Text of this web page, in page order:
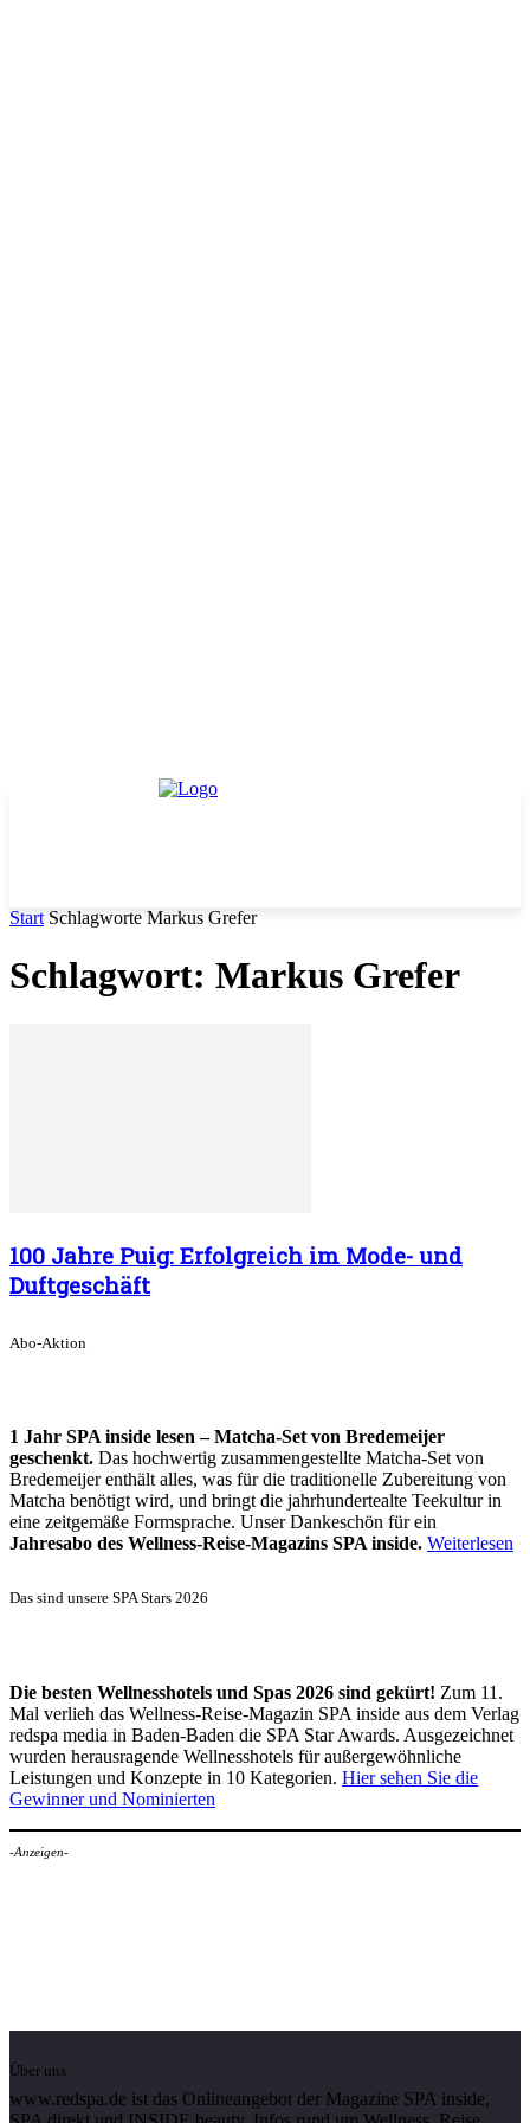
Start Schlagworte Markus Grefer
Schlagwort: Markus Grefer
100 Jahre Puig: Erfolgreich im Mode- und
Duftgeschäft
Abo-Aktion
1 Jahr SPA inside lesen – Matcha-Set von Bredemeijer
geschenkt. Das hochwertig zusammengestellte Matcha-Set von
Bredemeijer enthält alles, was für die traditionelle Zubereitung von
Matcha benötigt wird, und bringt die jahrhundertealte Teekultur in
eine zeitgemäße Formsprache. Unser Dankeschön für ein
Jahresabo des Wellness-Reise-Magazins SPA inside. Weiterlesen
Das sind unsere SPA Stars 2026
Die besten Wellnesshotels und Spas 2026 sind gekürt! Zum 11.
Mal verlieh das Wellness-Reise-Magazin SPA inside aus dem Verlag
redspa media in Baden-Baden die SPA Star Awards. Ausgezeichnet
wurden herausragende Wellnesshotels für außergewöhnliche
Leistungen und Konzepte in 10 Kategorien. Hier sehen Sie die
Gewinner und Nominierten
-Anzeigen-
Über uns
www.redspa.de ist das Onlineangebot der Magazine SPA inside,